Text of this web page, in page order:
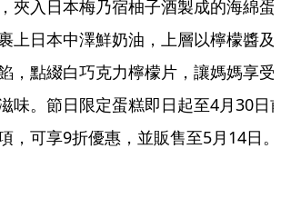
夾入日本梅乃宿柚子酒製成的海綿蛋
上日本中澤鮮奶油，上層以檸檬醬及
，點綴白巧克力檸檬片，讓媽媽享受
味。節日限定蛋糕即日起至4月30日
，可享9折優惠，並販售至5月14日。